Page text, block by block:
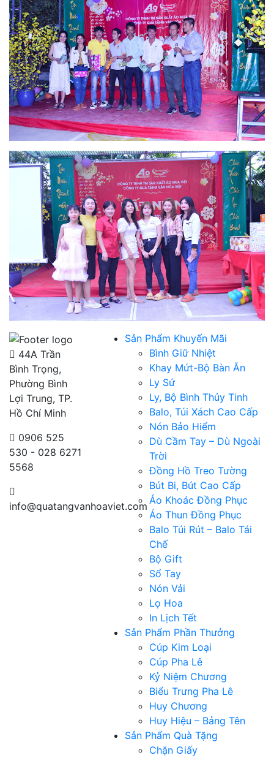
44A Trần
Bình Trọng,
Phường Bình
Lợi Trung, TP.
Hồ Chí Minh
0906 525
530 - 028 6271
5568
info@quatangvanhoaviet.com
Sản Phẩm Khuyến Mãi
Bình Giữ Nhiệt
Khay Mứt-Bộ Bàn Ăn
Ly Sứ
Ly, Bộ Bình Thủy Tinh
Balo, Túi Xách Cao Cấp
Nón Bảo Hiểm
Dù Cầm Tay – Dù Ngoài
Trời
Đồng Hồ Treo Tường
Bút Bi, Bút Cao Cấp
Áo Khoác Đồng Phục
Áo Thun Đồng Phục
Balo Túi Rút – Balo Tái
Chế
Bộ Gift
Sổ Tay
Nón Vải
Lọ Hoa
In Lịch Tết
Sản Phẩm Phần Thưởng
Cúp Kim Loại
Cúp Pha Lê
Kỷ Niệm Chương
Biểu Trưng Pha Lê
Huy Chương
Huy Hiệu – Bảng Tên
Sản Phẩm Quà Tặng
Chặn Giấy